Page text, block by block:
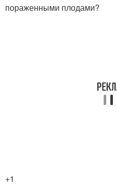
пораженными плодами?
+1